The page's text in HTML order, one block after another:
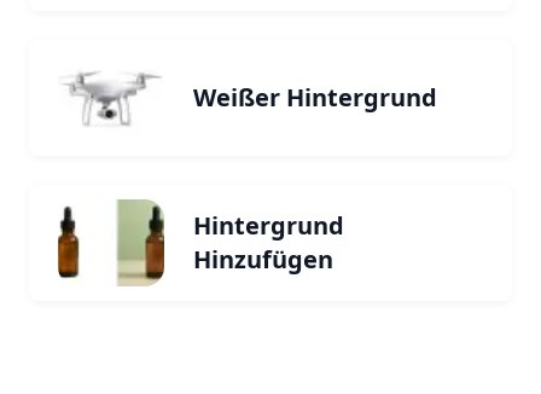
Weißer Hintergrund
Hintergrund
Hinzufügen